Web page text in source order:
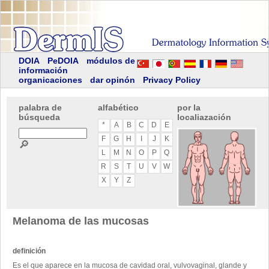
DOIA PeDOIA
módulos de
información
organicaciones
dar opinón Privacy Policy
palabra de
búsqueda
🔎
alfabético
* A B C D
E
F
G H J
K
L
M N O P
Q
R
S T U V
W
X
Y Z
por la
localiazación
Melanoma de las mucosas
definición
Es el que aparece en la mucosa de cavidad oral, vulvovaginal, glande y